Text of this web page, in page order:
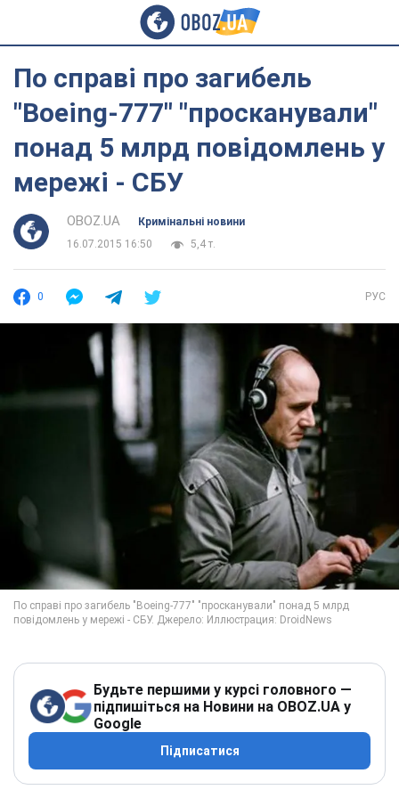
По справі про загибель
"Boeing-777" "просканували"
понад 5 млрд повідомлень у
мережі - СБУ
OBOZ.UA
Кримінальні новини
16.07.2015 16:50
5,4 т.
0 РУС
Будьте першими у курсі головного —
підпишіться на Новини на OBOZ.UA у
Google
Підписатися